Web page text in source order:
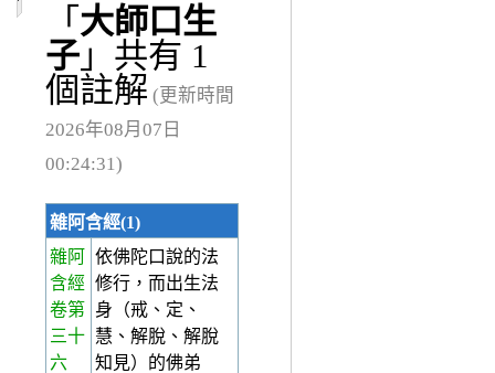
「 大師口生
子 」共有 1
個註解 (更新時間
2026年08月07日
00:24:31)
雜阿含經(1)
雜阿
含經
卷第
三十
六
依佛陀口說的法
修行，而出生法
身（戒、定、
慧、解脫、解脫
知見）的佛弟